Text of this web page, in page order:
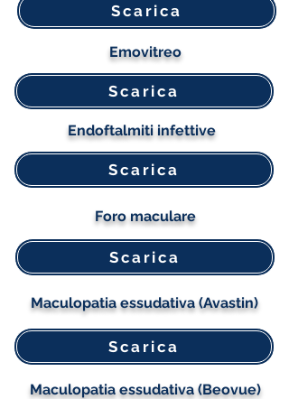
Scarica
Emovitreo
Scarica
Endoftalmiti infettive
Scarica
Foro maculare
Scarica
Maculopatia essudativa (Avastin)
Scarica
Maculopatia essudativa (Beovue)